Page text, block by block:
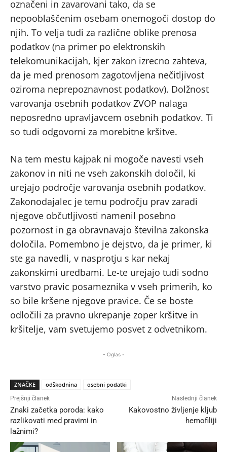
označeni in zavarovani tako, da se
nepooblaščenim osebam onemogoči dostop do
njih. To velja tudi za različne oblike prenosa
podatkov (na primer po elektronskih
telekomunikacijah, kjer zakon izrecno zahteva,
da je med prenosom zagotovljena nečitljivost
oziroma neprepoznavnost podatkov). Dolžnost
varovanja osebnih podatkov ZVOP nalaga
neposredno upravljavcem osebnih podatkov. Ti
so tudi odgovorni za morebitne kršitve.
Na tem mestu kajpak ni mogoče navesti vseh
zakonov in niti ne vseh zakonskih določil, ki
urejajo področje varovanja osebnih podatkov.
Zakonodajalec je temu področju prav zaradi
njegove občutljivosti namenil posebno
pozornost in ga obravnavajo številna zakonska
določila. Pomembno je dejstvo, da je primer, ki
ste ga navedli, v nasprotju s kar nekaj
zakonskimi uredbami. Le-te urejajo tudi sodno
varstvo pravic posameznika v vseh primerih, ko
so bile kršene njegove pravice. Če se boste
odločili za pravno ukrepanje zoper kršitve in
kršitelje, vam svetujemo posvet z odvetnikom.
- Oglas -
ZNAČKE odškodnina osebni podatki
Prejšnji članek
Znaki začetka poroda: kako
razlikovati med pravimi in
lažnimi?
Naslednji članek
Kakovostno življenje kljub
hemofiliji